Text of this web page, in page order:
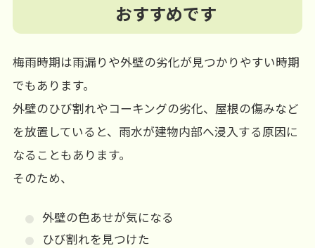
おすすめです
梅雨時期は雨漏りや外壁の劣化が見つかりやすい時期
でもあります。
外壁のひび割れやコーキングの劣化、屋根の傷みなど
を放置していると、雨水が建物内部へ浸入する原因に
なることもあります。
そのため、
外壁の色あせが気になる
ひび割れを見つけた